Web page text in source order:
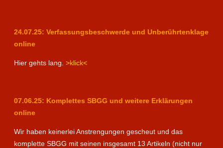
24.07.25: Verfassungsbeschwerde und Unberührtenklage
online
Hier gehts lang. >klick<
07.06.25: Komplettes SBGG und weitere Erklärungen
online
Wir haben keinerlei Anstrengungen gescheut und das
komplette SBGG mit seinen insgesamt 13 Artikeln (nicht nur